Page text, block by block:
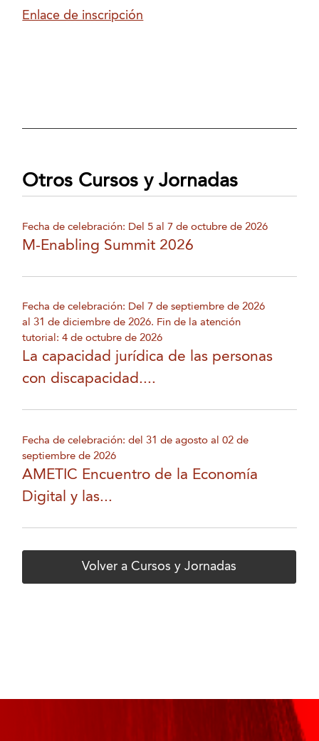
Enlace de inscripción
Otros Cursos y Jornadas
Fecha de celebración: Del 5 al 7 de octubre de 2026
M-Enabling Summit 2026
Fecha de celebración: Del 7 de septiembre de 2026
al 31 de diciembre de 2026. Fin de la atención
tutorial: 4 de octubre de 2026
La capacidad jurídica de las personas
con discapacidad....
Fecha de celebración: del 31 de agosto al 02 de
septiembre de 2026
AMETIC Encuentro de la Economía
Digital y las...
Volver a Cursos y Jornadas